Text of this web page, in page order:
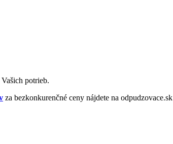
potrieb.
za bezkonkurenčné ceny nájdete na odpudzovace.sk